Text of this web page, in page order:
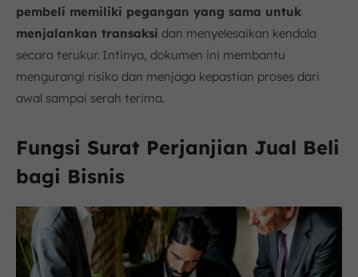
pembeli memiliki pegangan yang sama untuk
menjalankan transaksi dan menyelesaikan kendala
secara terukur. Intinya, dokumen ini membantu
mengurangi risiko dan menjaga kepastian proses dari
awal sampai serah terima.
Fungsi Surat Perjanjian Jual Beli
bagi Bisnis